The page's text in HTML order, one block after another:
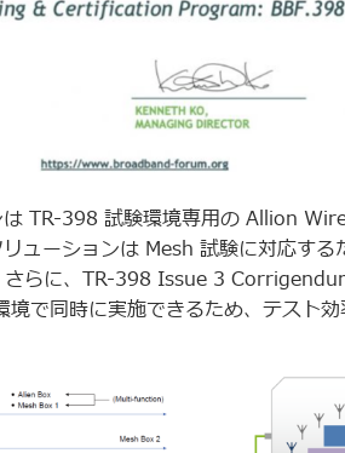
は TR-398 試験環境専用の Allion
ューションは Mesh 試験に対応す
らに、TR-398 Issue 3
で同時に実施できるため、テスト効